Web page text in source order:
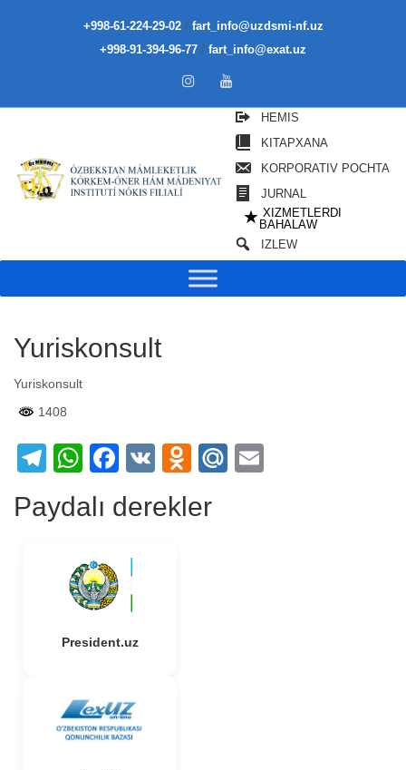
+998-61-224-29-02/ fart_info@uzdsmi-nf.uz
+998-91-394-96-77 / fart_info@exat.uz
HEMIS
KITAPXANA
KORPORATIV POCHTA
JURNAL
★ XIZMETLERDI
BAHALAW
IZLEW
Yuriskonsult
Yuriskonsult
1408
Telegram
WhatsApp
Facebook
VK Odnoklassniki
Mail.Ru
Paydalı derekler
President.uz